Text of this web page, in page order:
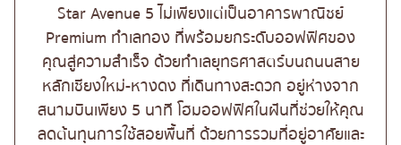
Star Avenue 5 ไม่เพียงแต่เป็นอาคารพาณิชย์
Premium ทำเลทอง ที่พร้อมยกระดับออฟฟิศของ
คุณสู่ความสำเร็จ ด้วยทำเลยุทธศาสตร์บนถนนสาย
หลักเชียงใหม่-หางดง ที่เดินทางสะดวก อยู่ห่างจาก
สนามบินเพียง 5 นาที โฮมออฟฟิศในฝันที่ช่วยให้คุณ
ลดต้นทุนการใช้สอยพื้นที่ ด้วยการรวมที่อยู่อาศัยและ